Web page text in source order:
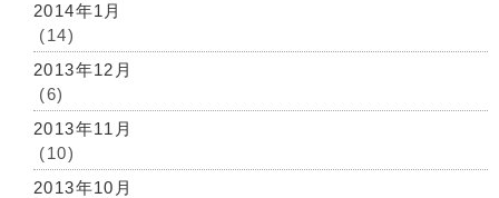
2014年1月
(14)
2013年12月
(6)
2013年11月
(10)
2013年10月